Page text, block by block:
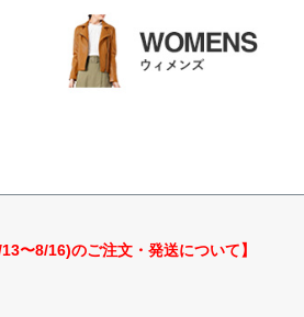
〜8/16)のご注文・発送について】